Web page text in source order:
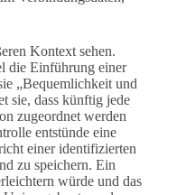
Kontext sehen.
die Einführung einer
„Bequemlichkeit und
sie, dass künftig jede
zugeordnet werden
entstünde eine
einer identifizierten
zu speichern. Ein
würde und das